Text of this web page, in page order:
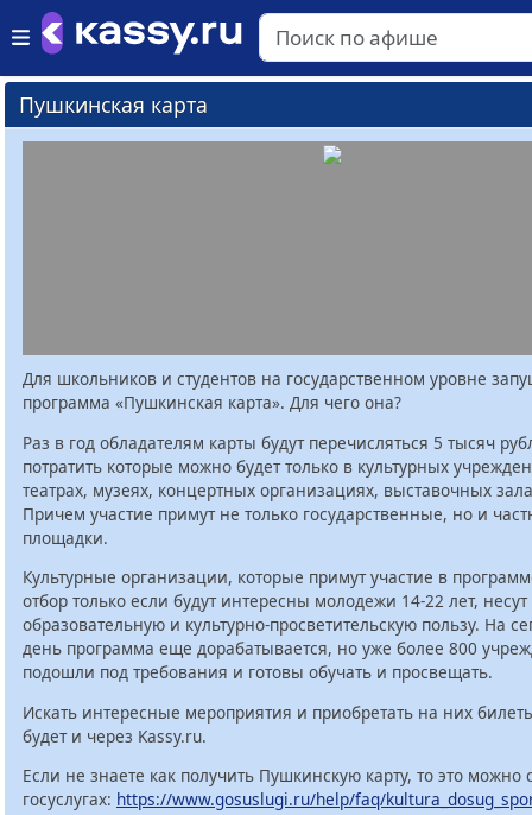
Пушкинская карта
Для школьников и студентов на государственном уровне
программа «Пушкинская карта». Для чего она?
Раз в год обладателям карты будут перечисляться 5 тысяч
потратить которые можно будет только в культурных
театрах, музеях, концертных организациях, выставочных
Причем участие примут не только государственные, но и
площадки.
Культурные организации, которые примут участие в
отбор только если будут интересны молодежи 14-22 лет,
образовательную и культурно-просветительскую пользу. На
день программа еще дорабатывается, но уже более 800
подошли под требования и готовы обучать и просвещать.
Искать интересные мероприятия и приобретать на них
будет и через Kassy.ru.
Если не знаете как получить Пушкинскую карту, то это можно
госуслугах: https://www.gosuslugi.ru/help/faq/